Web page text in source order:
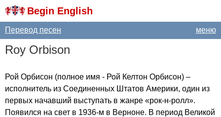
Begin English
меню
Перевод песен
Roy Orbison
Рой Орбисон (полное имя - Рой Келтон Орбисон) –
исполнитель из Соединенных Штатов Америки, один из
первых начавший выступать в жанре «рок-н-ролл».
Появился на свет в 1936-м в Верноне. В период Великой